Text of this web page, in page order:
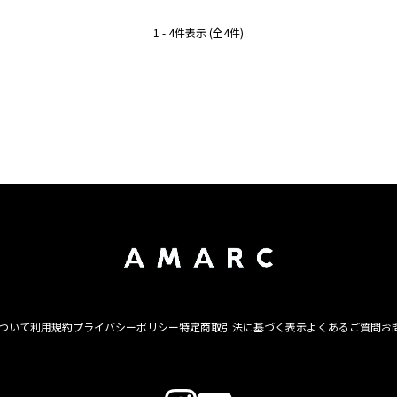
1 - 4件表示 (全4件)
いて利用規約プライバシーポリシー特定商取引法に基づく表示よくあるご質問お